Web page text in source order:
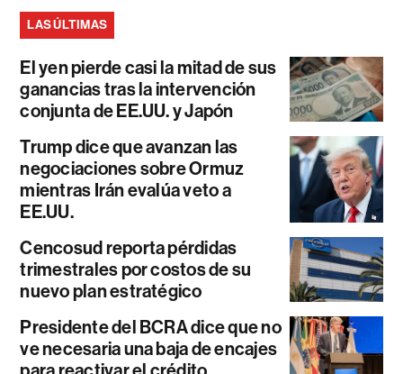
LAS ÚLTIMAS
El yen pierde casi la mitad de sus
ganancias tras la intervención
conjunta de EE.UU. y Japón
Trump dice que avanzan las
negociaciones sobre Ormuz
mientras Irán evalúa veto a
EE.UU.
Cencosud reporta pérdidas
trimestrales por costos de su
nuevo plan estratégico
Presidente del BCRA dice que no
ve necesaria una baja de encajes